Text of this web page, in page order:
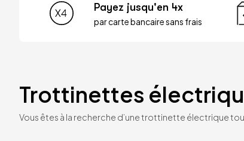
Payez jusqu'en 4x
par carte bancaire sans frais
Trottinettes
Vous êtes à la recherche d’une trottinette électrique